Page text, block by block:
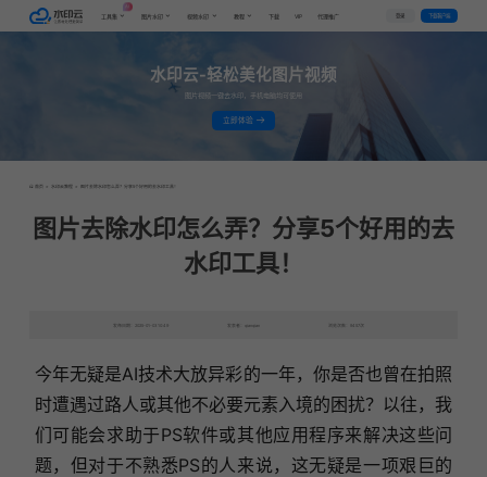
工具集
AI
图片水印 视频水印 教程 下载 VIP 代理推广 登录 下载客户端
水印云-轻松美化图片视频
图片视频一键去水印，手机电脑均可使用
立即体验
首页 > 水印云教程 > 图片去除水印怎么弄？分享5个好用的去水印工具！
图片去除水印怎么弄？分享5个好用的去
水印工具！
发布日期：2025-01-03 10:49 发表者：qianqian 浏览次数：9457次
今年无疑是AI技术大放异彩的一年，你是否也曾在拍照
时遭遇过路人或其他不必要元素入境的困扰？以往，我
们可能会求助于PS软件或其他应用程序来解决这些问
题，但对于不熟悉PS的人来说，这无疑是一项艰巨的